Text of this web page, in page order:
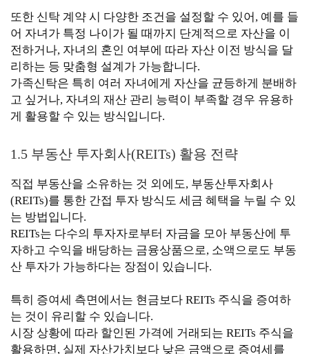
또한 신탁 계약 시 다양한 조건을 설정할 수 있어, 예를 들
어 자녀가 특정 나이가 될 때까지 단계적으로 자산을 이
전하거나, 자녀의 혼인 여부에 따라 자산 이전 방식을 달
리하는 등 맞춤형 설계가 가능합니다.
가족신탁은 특히 여러 자녀에게 자산을 균등하게 분배하
고 싶거나, 자녀의 재산 관리 능력이 부족할 경우 유용하
게 활용할 수 있는 방식입니다.
1.5 부동산 투자회사(REITs) 활용 전략
직접 부동산을 소유하는 것 외에도, 부동산투자회사
(REITs)를 통한 간접 투자 방식도 세금 혜택을 누릴 수 있
는 방법입니다.
REITs는 다수의 투자자로부터 자금을 모아 부동산에 투
자하고 수익을 배당하는 금융상품으로, 소액으로도 부동
산 투자가 가능하다는 장점이 있습니다.
특히 증여세 측면에서는 현금보다 REITs 주식을 증여하
는 것이 유리할 수 있습니다.
시장 상황에 따라 할인된 가격에 거래되는 REITs 주식을
활용하면, 실제 자산가치보다 낮은 금액으로 증여세를